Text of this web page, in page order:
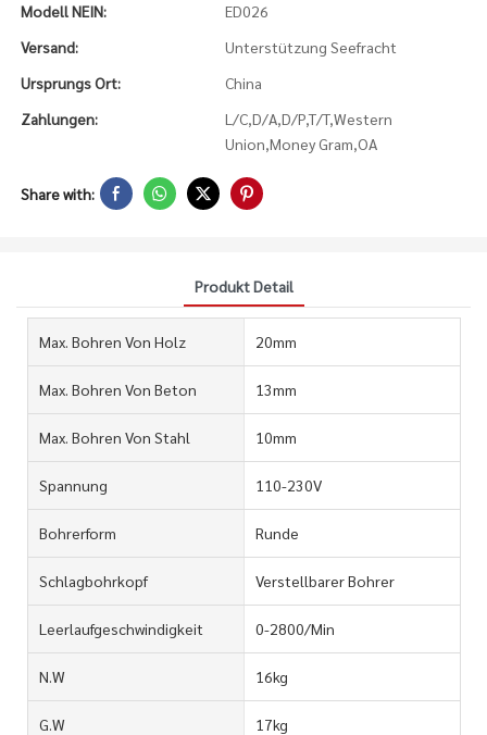
Modell NEIN:
ED026
Versand:
Unterstützung Seefracht
Ursprungs Ort:
China
Zahlungen:
L/C,D/A,D/P,T/T,Western
Union,Money Gram,OA
Share with:
Produkt Detail
Max. Bohren Von Holz 20mm
Max. Bohren Von Beton 13mm
Max. Bohren Von Stahl 10mm
Spannung 110-230V
Bohrerform Runde
Schlagbohrkopf Verstellbarer Bohrer
Leerlaufgeschwindigkeit 0-2800/Min
N.W 16kg
G.W 17kg